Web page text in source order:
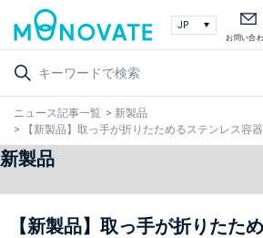
お問い合
ニュース記事一覧 > 新製品
>
【新製品】取っ手が折りたためるステンレス容器
新製品
【新製品】取っ手が折りたた